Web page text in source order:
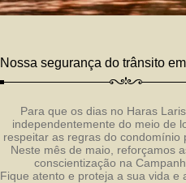
Nossa segurança do trânsito
Para que os dias no Haras
independentemente do meio de
respeitar as regras do condomínio
Neste mês de maio, reforçamos
conscientização na
Fique atento e proteja a sua vida e